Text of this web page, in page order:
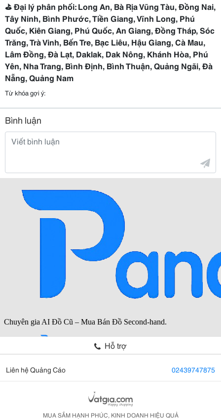
⛳️ Đại lý phân phối: Long An, Bà Rịa Vũng Tàu, Đồng Nai,
Tây Ninh, Bình Phước, Tiền Giang, Vĩnh Long, Phú
Quốc, Kiên Giang, Phú Quốc, An Giang, Đồng Tháp, Sóc
Trăng, Trà Vinh, Bến Tre, Bạc Liêu, Hậu Giang, Cà Mau,
Lâm Đồng, Đà Lạt, Daklak, Dak Nông, Khánh Hòa, Phú
Yên, Nha Trang, Bình Định, Bình Thuận, Quảng Ngãi, Đà
Nẵng, Quảng Nam
Từ khóa gợi ý:
Bình luận
Hỗ trợ
Liên hệ Quảng Cáo 02439747875
MUA SẮM HẠNH PHÚC, KINH DOANH HIỆU QUẢ